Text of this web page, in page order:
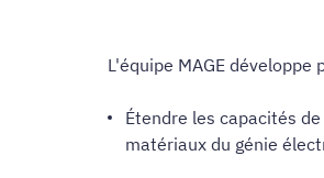
L'équipe MAGE
Étendre les capacités
matériaux du génie